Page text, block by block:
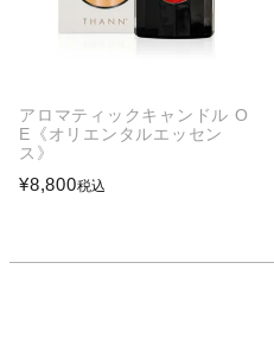
アロマティックキャンドル O
E《オリエンタルエッセン
ス》
¥8,800税込